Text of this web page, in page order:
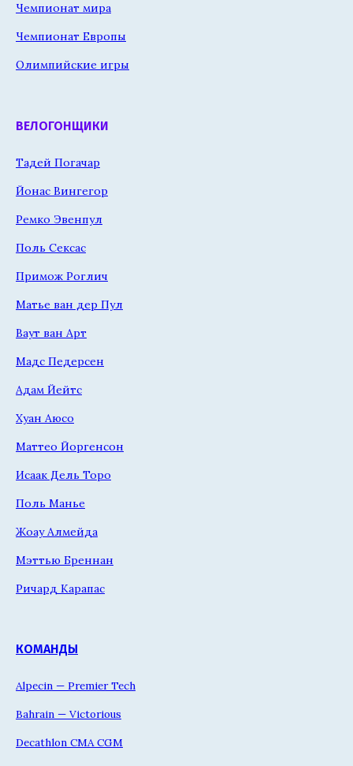
Чемпионат мира
Чемпионат Европы
Олимпийские игры
ВЕЛОГОНЩИКИ
Тадей Погачар
Йонас Вингегор
Ремко Эвенпул
Поль Сексас
Примож Роглич
Матье ван дер Пул
Ваут ван Арт
Мадс Педерсен
Адам Йейтс
Хуан Аюсо
Маттео Йоргенсон
Исаак Дель Торо
Поль Манье
Жоау Алмейда
Мэттью Бреннан
Ричард Карапас
КОМАНДЫ
Alpecin — Premier Tech
Bahrain — Victorious
Decathlon CMA CGM